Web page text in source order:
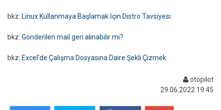
bkz: Linux Kullanmaya Başlamak İçin Distro Tavsiyesi
bkz: Gönderilen mail geri alınabilir mi?
bkz: Excel'de Çalışma Dosyasına Daire Şekli Çizmek
otopilot
29.06.2022 19:45